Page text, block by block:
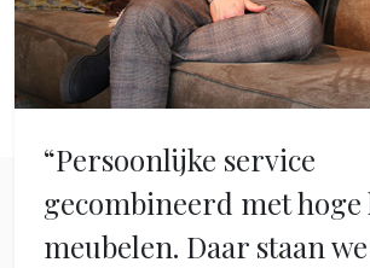
“Persoonlijke service
gecombineerd met
meubelen. Daar staan